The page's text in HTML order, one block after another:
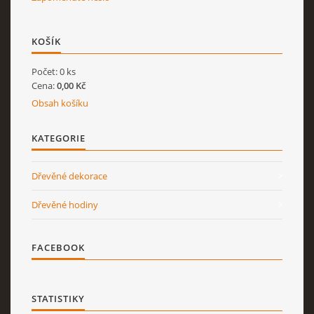
KOŠÍK
Počet: 0 ks
Cena:0,00 Kč
Obsah košíku
KATEGORIE
Dřevěné dekorace
Dřevěné hodiny
FACEBOOK
STATISTIKY